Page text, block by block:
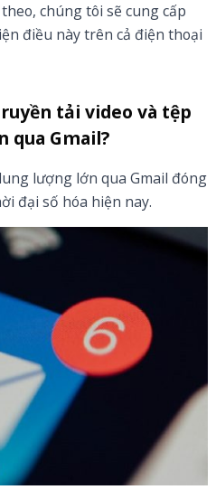
chúng tôi sẽ cung cấp
điều này trên cả điện thoại
tải video và tệp
qua Gmail?
lượng lớn qua Gmail đóng
đại số hóa hiện nay.